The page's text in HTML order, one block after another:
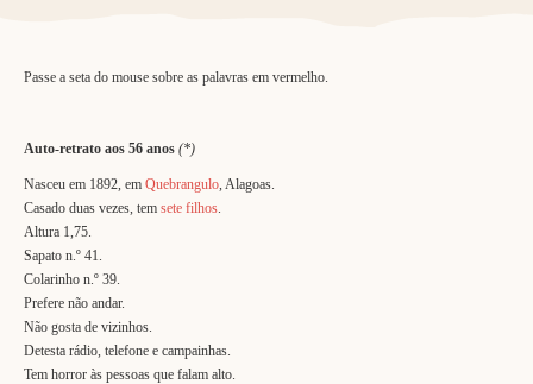
Passe a seta do mouse sobre as palavras em vermelho.
Auto-retrato aos 56 anos (*)
Nasceu em 1892, em Quebrangulo, Alagoas.
Casado duas vezes, tem sete filhos.
Altura 1,75.
Sapato n.º 41.
Colarinho n.º 39.
Prefere não andar.
Não gosta de vizinhos.
Detesta rádio, telefone e campainhas.
Tem horror às pessoas que falam alto.